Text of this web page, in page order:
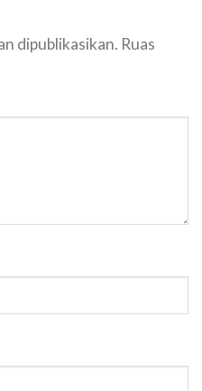
dipublikasikan. Ruas